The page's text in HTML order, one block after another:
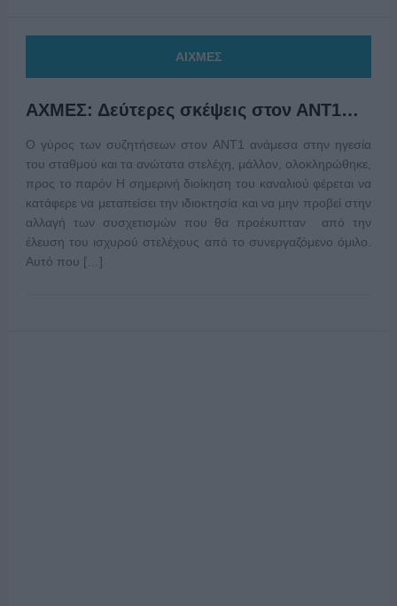
ΑΙΧΜΕΣ
ΑΧΜΕΣ: Δεύτερες σκέψεις στον ΑΝΤ1…
Ο γύρος των συζητήσεων στον ΑΝΤ1 ανάμεσα στην ηγεσία
του σταθμού και τα ανώτατα στελέχη, μάλλον, ολοκληρώθηκε,
προς το παρόν Η σημερινή διοίκηση του καναλιού φέρεται να
κατάφερε να μεταπείσει την ιδιοκτησία και να μην προβεί στην
αλλαγή των συσχετισμών που θα προέκυπταν από την
έλευση του ισχυρού στελέχους από το συνεργαζόμενο όμιλο.
Αυτό που […]